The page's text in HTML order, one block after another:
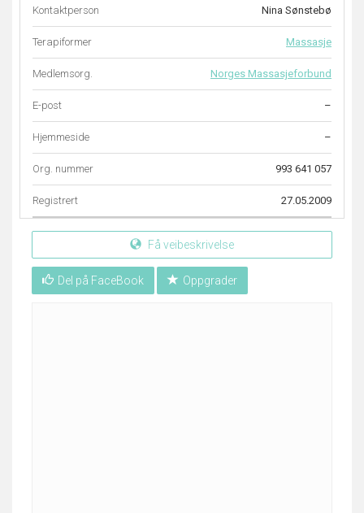
Kontaktperson Nina Sønstebø
Terapiformer Massasje
Medlemsorg. Norges Massasjeforbund
E-post –
Hjemmeside –
Org. nummer 993 641 057
Registrert 27.05.2009
Få veibeskrivelse
Del på FaceBook Oppgrader